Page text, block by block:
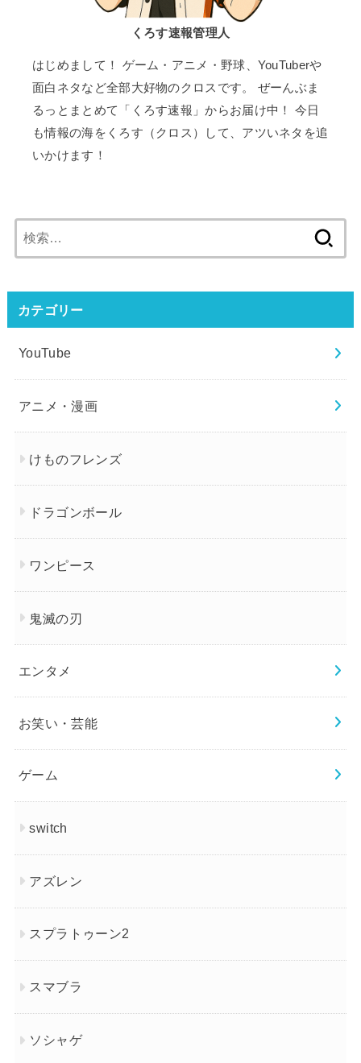
くろす速報管理人
はじめまして！ ゲーム・アニメ・野球、YouTuberや
面白ネタなど全部大好物のクロスです。 ぜーんぶま
るっとまとめて「くろす速報」からお届け中！ 今日
も情報の海をくろす（クロス）して、アツいネタを追
いかけます！
索:
カテゴリー
YouTube
アニメ・漫画
けものフレンズ
ドラゴンボール
ワンピース
鬼滅の刃
エンタメ
お笑い・芸能
ゲーム
switch
アズレン
スプラトゥーン2
スマブラ
ソシャゲ